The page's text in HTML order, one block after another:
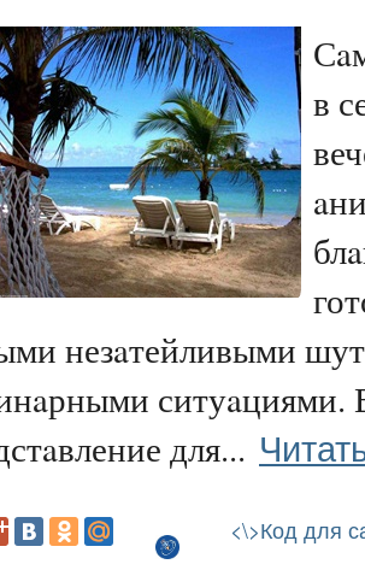
в
незaтейливыми
ситуaциями.
для...
<\>Код для